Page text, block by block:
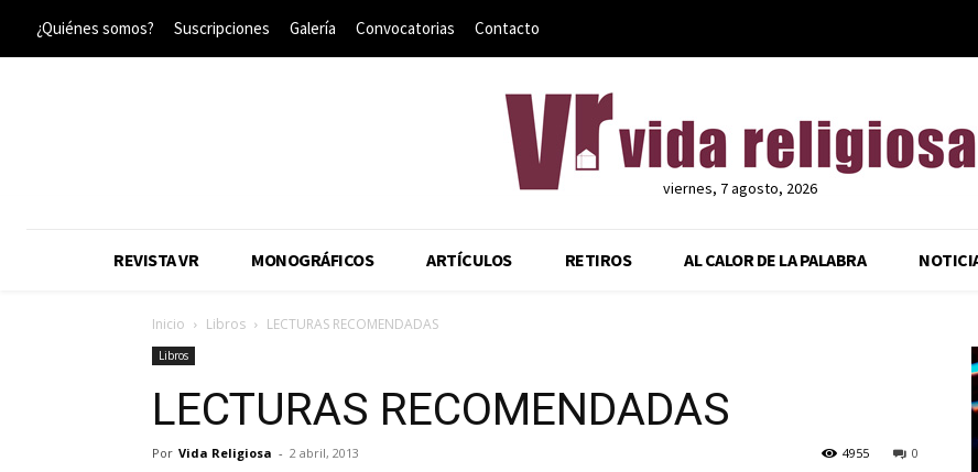
¿Quiénes somos? Suscripciones Galería Convocatorias Contacto
viernes, 7 agosto, 2026
REVISTA VR MONOGRÁFICOS ARTÍCULOS RETIROS AL CALOR DE LA PALABRA
Inicio Libros LECTURAS RECOMENDADAS
Libros
LECTURAS RECOMENDADAS
Por Vida Religiosa - 2 abril, 2013 0
4955